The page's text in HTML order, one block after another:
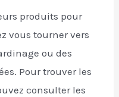
produits pour
vous tourner vers
ou des
Pour trouver les
consulter les